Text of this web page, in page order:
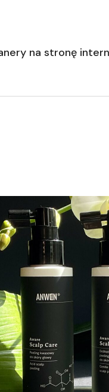
na stronę
Scalp Care –
– ANWEN